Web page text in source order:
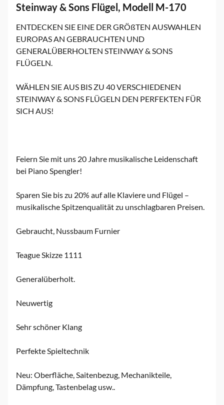
Steinway & Sons Flügel, Modell M-170
ENTDECKEN SIE EINE DER GRÖßTEN AUSWAHLEN
EUROPAS AN GEBRAUCHTEN UND
GENERALÜBERHOLTEN STEINWAY & SONS
FLÜGELN.
WÄHLEN SIE AUS BIS ZU 40 VERSCHIEDENEN
STEINWAY & SONS FLÜGELN DEN PERFEKTEN FÜR
SICH AUS!
Feiern Sie mit uns 20 Jahre musikalische Leidenschaft
bei Piano Spengler!
Sparen Sie bis zu 20% auf alle Klaviere und Flügel –
musikalische Spitzenqualität zu unschlagbaren Preisen.
Gebraucht, Nussbaum Furnier
Teague Skizze 1111
Generalüberholt.
Neuwertig
Sehr schöner Klang
Perfekte Spieltechnik
Neu: Oberfläche, Saitenbezug, Mechanikteile,
Dämpfung, Tastenbelag usw..